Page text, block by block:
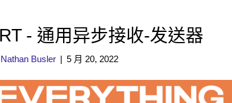
- 通用异步接收-发送器
Nathan Busler | 5 月 20, 2022